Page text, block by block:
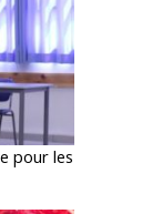
pour les